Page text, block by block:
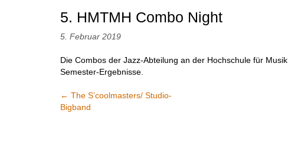
5. HMTMH Combo Night
5. Februar 2019
Die Combos der Jazz-Abteilung an der Hochschule für
Semester-Ergebnisse.
← The S’coolmasters/ Studio-
Bigband